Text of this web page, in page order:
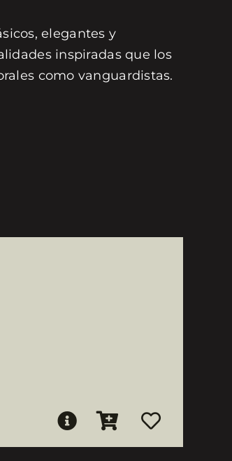
elegantes y
inspiradas que los
como vanguardistas.